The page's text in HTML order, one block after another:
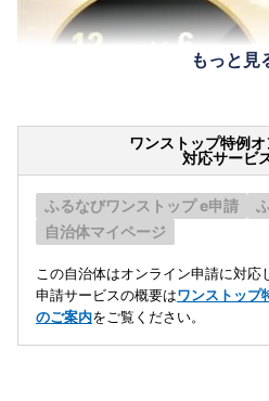
もっと見
ワンストップ特例
対応サービ
ふるなびワンストップ e申請
自治体マイページ
この自治体はオンライン申請に対応
申請サービスの概要はワンストップ
のご案内をご覧ください。